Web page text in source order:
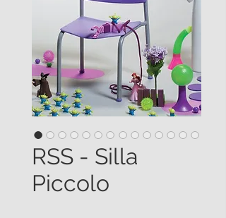
RSS - Silla
Piccolo